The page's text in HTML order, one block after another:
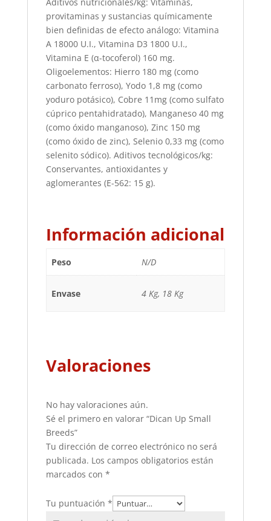
provitaminas y sustancias químicamente
bien definidas de efecto análogo: Vitamina
A 18000 U.I., Vitamina D3 1800 U.I.,
Vitamina E (α-tocoferol) 160 mg.
Oligoelementos: Hierro 180 mg (como
carbonato ferroso), Yodo 1,8 mg (como
yoduro potásico), Cobre 11mg (como sulfato
cúprico pentahidratado), Manganeso 40 mg
(como óxido manganoso), Zinc 150 mg
(como óxido de zinc), Selenio 0,33 mg (como
selenito sódico). Aditivos tecnológicos/kg:
Conservantes, antioxidantes y
aglomerantes (E-562: 15 g).
Información adicional
Peso N/D
Envase 4 Kg, 18 Kg
Valoraciones
No hay valoraciones aún.
Sé el primero en valorar “Dican Up Small
Breeds”
Tu dirección de correo electrónico no será
publicada. Los campos obligatorios están
marcados con *
Tu puntuación *